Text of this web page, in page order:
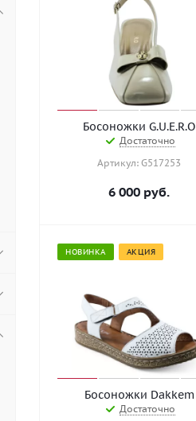
Босоножки G.U.E.R.O
Достаточно
Артикул: G517253
6 000 руб.
НОВИНКА АКЦИЯ
Босоножки Dakkem
Достаточно